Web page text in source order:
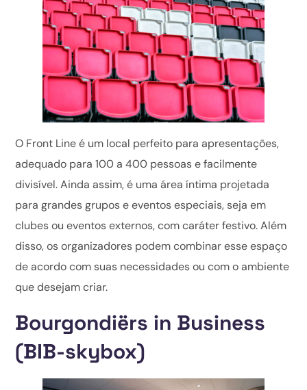
O Front Line é um local perfeito para apresentações,
adequado para 100 a 400 pessoas e facilmente
divisível. Ainda assim, é uma área íntima projetada
para grandes grupos e eventos especiais, seja em
clubes ou eventos externos, com caráter festivo. Além
disso, os organizadores podem combinar esse espaço
de acordo com suas necessidades ou com o ambiente
que desejam criar.
Bourgondiërs in Business
(BIB-skybox)